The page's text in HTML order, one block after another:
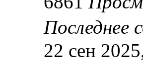
Последнее
22 сен